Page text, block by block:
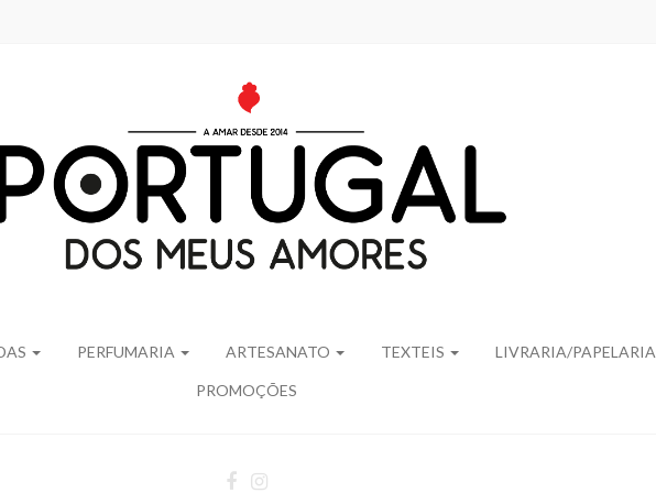
PERFUMARIA ARTESANATO TEXTEIS LIVRARIA/PAPELARIA
PROMOÇÕES